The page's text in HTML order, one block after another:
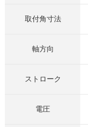
取付角寸法
軸方向
ストローク
電圧